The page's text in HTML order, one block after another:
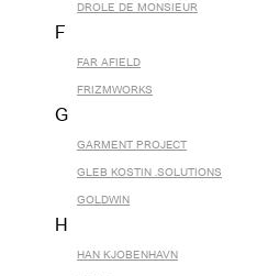
DROLE DE MONSIEUR
F
FAR AFIELD
FRIZMWORKS
G
GARMENT PROJECT
GLEB KOSTIN .SOLUTIONS
GOLDWIN
H
HAN KJOBENHAVN